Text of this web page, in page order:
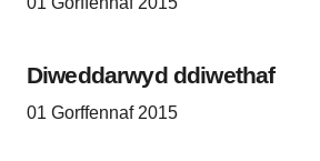
Diweddarwyd ddiwethaf
01 Gorffennaf 2015